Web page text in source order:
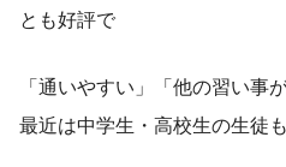
とも好評で
「通いやすい」「他の習い事
最近は中学生・高校生の生徒